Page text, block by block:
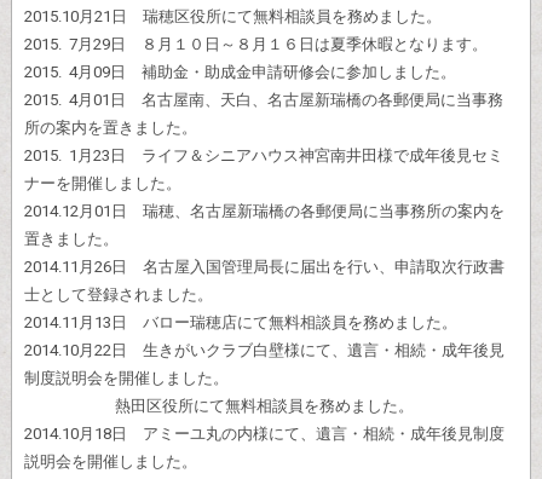
2015.10月21日 瑞穂区役所にて無料相談員を務めました。
2015. 7月29日 ８月１０日～８月１６日は夏季休暇となります。
2015. 4月09日 補助金・助成金申請研修会に参加しました。
2015. 4月01日 名古屋南、天白、名古屋新瑞橋の各郵便局に当事務
所の案内を置きました。
2015. 1月23日 ライフ＆シニアハウス神宮南井田様で成年後見セミ
ナーを開催しました。
2014.12月01日 瑞穂、名古屋新瑞橋の各郵便局に当事務所の案内を
置きました。
2014.11月26日 名古屋入国管理局長に届出を行い、申請取次行政書
士として登録されました。
2014.11月13日 バロー瑞穂店にて無料相談員を務めました。
2014.10月22日 生きがいクラブ白壁様にて、遺言・相続・成年後見
制度説明会を開催しました。
熱田区役所にて無料相談員を務めました。
2014.10月18日 アミーユ丸の内様にて、遺言・相続・成年後見制度
説明会を開催しました。